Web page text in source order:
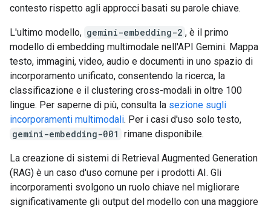
contesto rispetto agli approcci basati su parole chiave.
L'ultimo modello, gemini-embedding-2 , è il primo
modello di embedding multimodale nell'API Gemini. Mappa
testo, immagini, video, audio e documenti in uno spazio di
incorporamento unificato, consentendo la ricerca, la
classificazione e il clustering cross-modali in oltre 100
lingue. Per saperne di più, consulta la sezione sugli
incorporamenti multimodali. Per i casi d'uso solo testo,
gemini-embedding-001 rimane disponibile.
La creazione di sistemi di Retrieval Augmented Generation
(RAG) è un caso d'uso comune per i prodotti AI. Gli
incorporamenti svolgono un ruolo chiave nel migliorare
significativamente gli output del modello con una maggiore